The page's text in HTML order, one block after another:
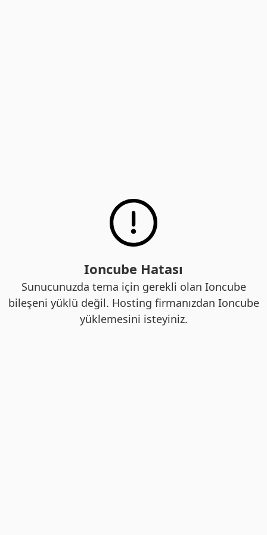
Ioncube Hatası
Sunucunuzda tema için gerekli olan Ioncube
bileşeni yüklü değil. Hosting firmanızdan Ioncube
yüklemesini isteyiniz.